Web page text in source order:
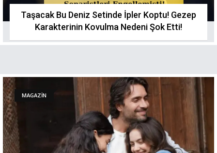
Taşacak Bu Deniz Setinde İpler Koptu! Gezep
Karakterinin Kovulma Nedeni Şok Ettі!
MAGAZİN